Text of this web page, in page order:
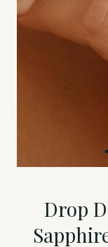
Drop